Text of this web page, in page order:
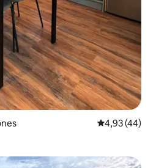
Gemiddelde
4,93 (44)